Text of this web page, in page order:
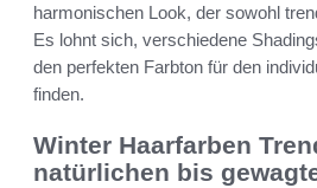
harmonischen Look, der sowohl
Es lohnt sich, verschiedene
den perfekten Farbton für den
finden.
Winter Haarfarben
natürlichen bis